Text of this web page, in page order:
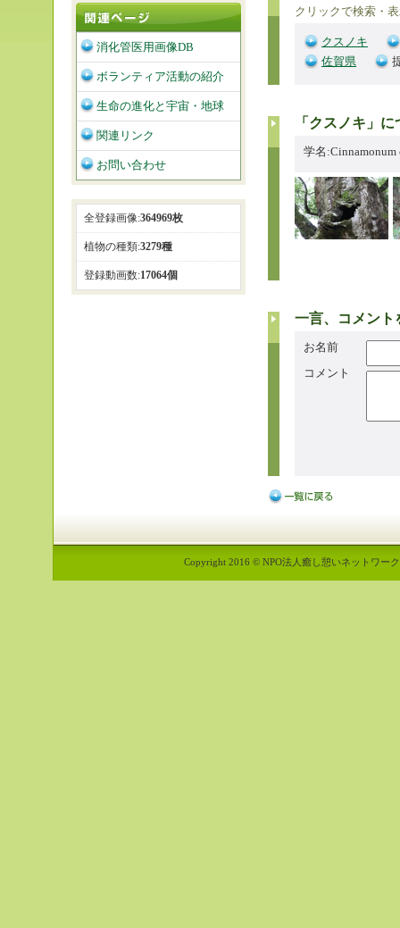
クリックで検索・
クスノキ
佐賀県
「クスノキ」
学名
一言、コメント
お名前
コメント
消化管医用画像DB
ボランティア活動の紹介
生命の進化と宇宙・地球
関連リンク
お問い合わせ
全登録画像:364969枚
植物の種類:3279種
登録動画数:17064個
Copyright 2016 © NPO法人癒し憩いネットワー